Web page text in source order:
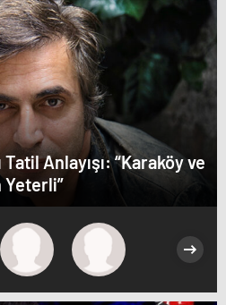
Tatil Anlayışı: “Karaköy ve
Yeterli”